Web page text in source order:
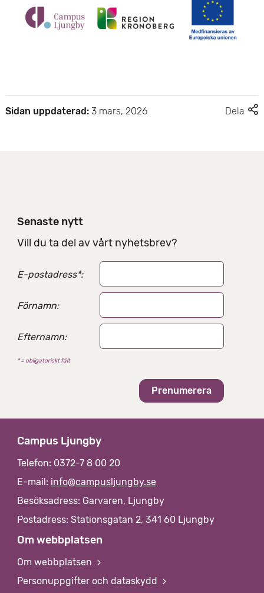
Sidan uppdaterad: 3 mars, 2026 Dela
Senaste nytt
Vill du ta del av vårt nyhetsbrev?
E-postadress*:
Förnamn:
Efternamn:
* = obligatoriskt fält
Campus Ljungby
Telefon: 0372-7 8 00 20
E-mail: info@campusljungby.se
Besöksadress: Garvaren, Ljungby
Postadress: Stationsgatan 2, 341 60 Ljungby
Om webbplatsen
Om webbplatsen
Personuppgifter och dataskydd